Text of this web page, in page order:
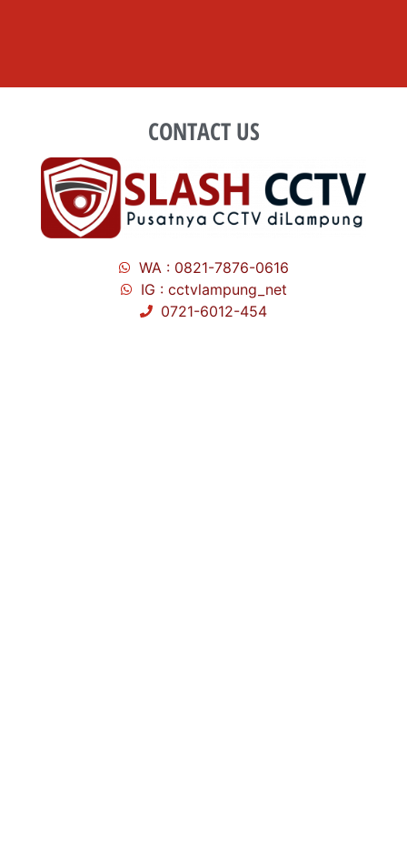
CONTACT US
WA : 0821-7876-0616
IG : cctvlampung_net
0721-6012-454